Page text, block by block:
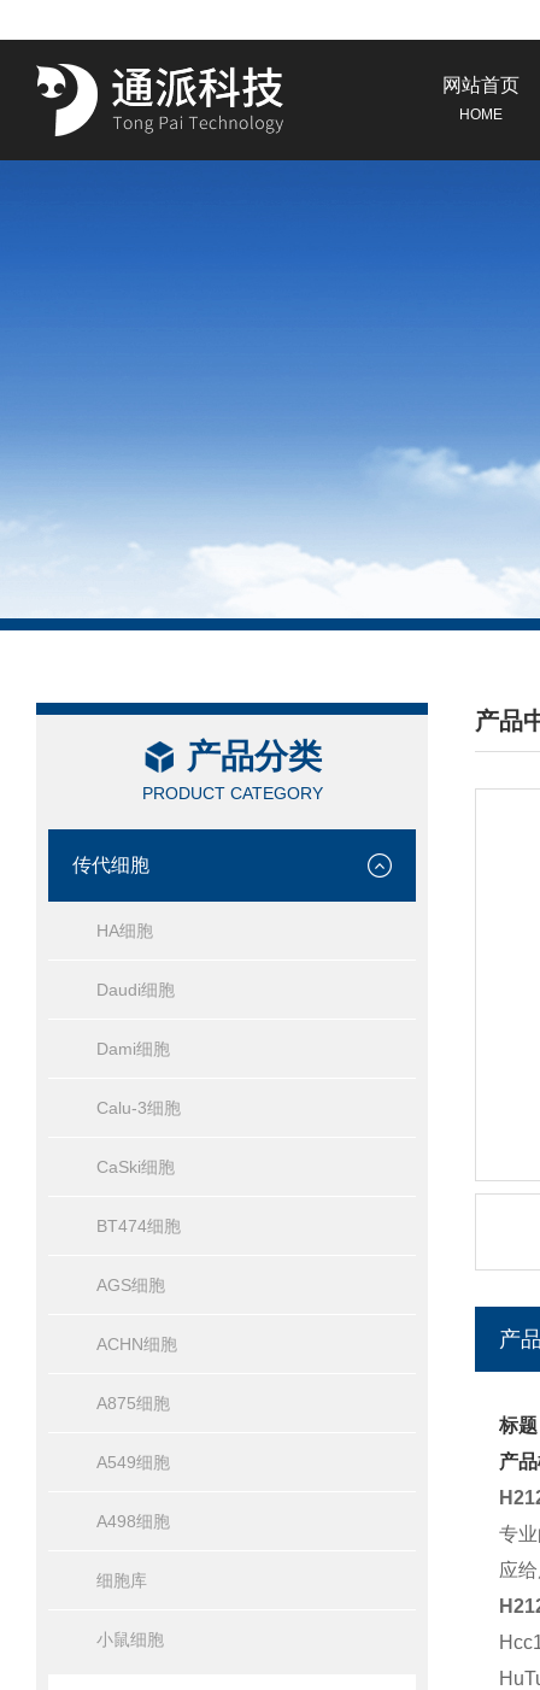
网站首页
HOME
产品分类
PRODUCT CATEGORY
传代细胞
HA细胞
Daudi细胞
Dami细胞
Calu-3细胞
CaSki细胞
BT474细胞
AGS细胞
ACHN细胞
A875细胞
A549细胞
A498细胞
细胞库
小鼠细胞
产品
/
产
标
产
专
应